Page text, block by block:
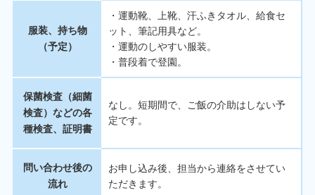
服装、持ち物
（予定）
・運動靴、上靴、汗ふきタオル、給食セ
ット、筆記用具など。
・運動のしやすい服装。
・普段着で登園。
保菌検査（細菌
検査）などの各
種検査、証明書
なし。短期間で、ご飯の介助はしない予
定です。
問い合わせ後の
流れ
お申し込み後、担当から連絡をさせてい
ただきます。